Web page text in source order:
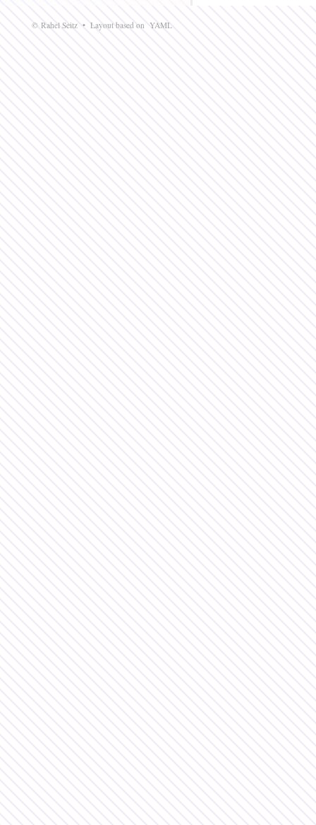
© Rahel Seitz • Layout based onYAML